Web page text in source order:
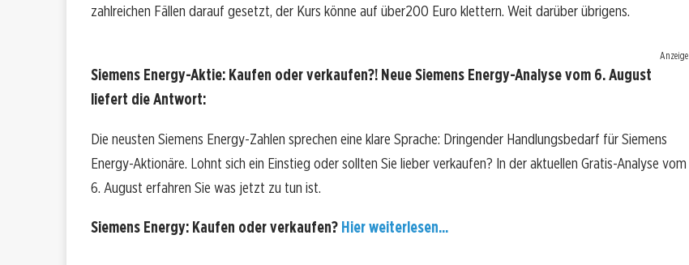
zahlreichen Fällen darauf gesetzt, der Kurs könne auf über200 Euro klettern. Weit darüber übrigens.
Anzeige
Siemens Energy-Aktie: Kaufen oder verkaufen?! Neue Siemens Energy-Analyse vom 6. August
liefert die Antwort:
Die neusten Siemens Energy-Zahlen sprechen eine klare Sprache: Dringender Handlungsbedarf für Siemens
Energy-Aktionäre. Lohnt sich ein Einstieg oder sollten Sie lieber verkaufen? In der aktuellen Gratis-Analyse vom
6. August erfahren Sie was jetzt zu tun ist.
Siemens Energy: Kaufen oder verkaufen? Hier weiterlesen...